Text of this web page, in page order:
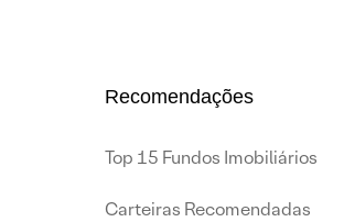
Recomendações
Top 15 Fundos Imobiliários
Carteiras Recomendadas